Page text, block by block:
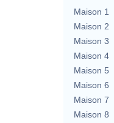
Maison 1
Maison 2
Maison 3
Maison 4
Maison 5
Maison 6
Maison 7
Maison 8